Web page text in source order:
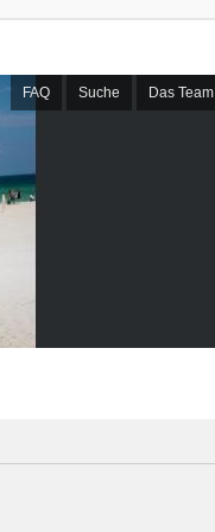
FAQ Suche Das Team